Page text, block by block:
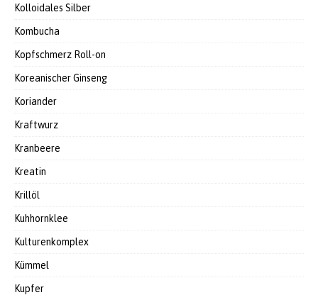
Kolloidales Silber
Kombucha
Kopfschmerz Roll-on
Koreanischer Ginseng
Koriander
Kraftwurz
Kranbeere
Kreatin
Krillöl
Kuhhornklee
Kulturenkomplex
Kümmel
Kupfer